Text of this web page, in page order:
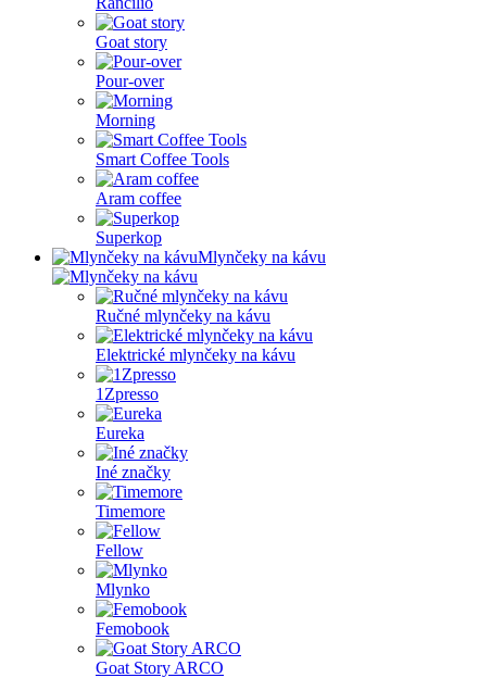
Goat story
Pour-over
Morning
Smart Coffee Tools
Aram coffee
Superkop
Mlynčeky na kávu
Ručné mlynčeky na kávu
Elektrické mlynčeky na kávu
1Zpresso
Eureka
Iné značky
Timemore
Fellow
Mlynko
Femobook
Goat Story ARCO